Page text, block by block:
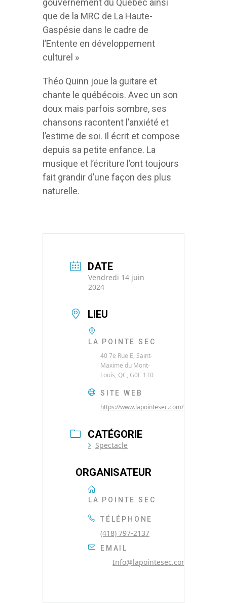
gouvernement du Québec ainsi
que de la MRC de La Haute-
Gaspésie dans le cadre de
l’Entente en développement
culturel »
Théo Quinn joue la guitare et
chante le québécois. Avec un son
doux mais parfois sombre, ses
chansons racontent l’anxiété et
l’estime de soi. Il écrit et compose
depuis sa petite enfance. La
musique et l’écriture l’ont toujours
fait grandir d’une façon des plus
naturelle.
DATE
Vendredi 14 juin
2024
LIEU
LA POINTE SEC
40 7e Rue E, Saint-
Maxime du Mont-
Louis, QC, G0E 1T0
SITE WEB
https://www.lapointesec.com/
CATÉGORIE
Spectacle
ORGANISATEUR
LA POINTE SEC
TÉLÉPHONE
(418) 797-2137
EMAIL
Info@lapointesec.com